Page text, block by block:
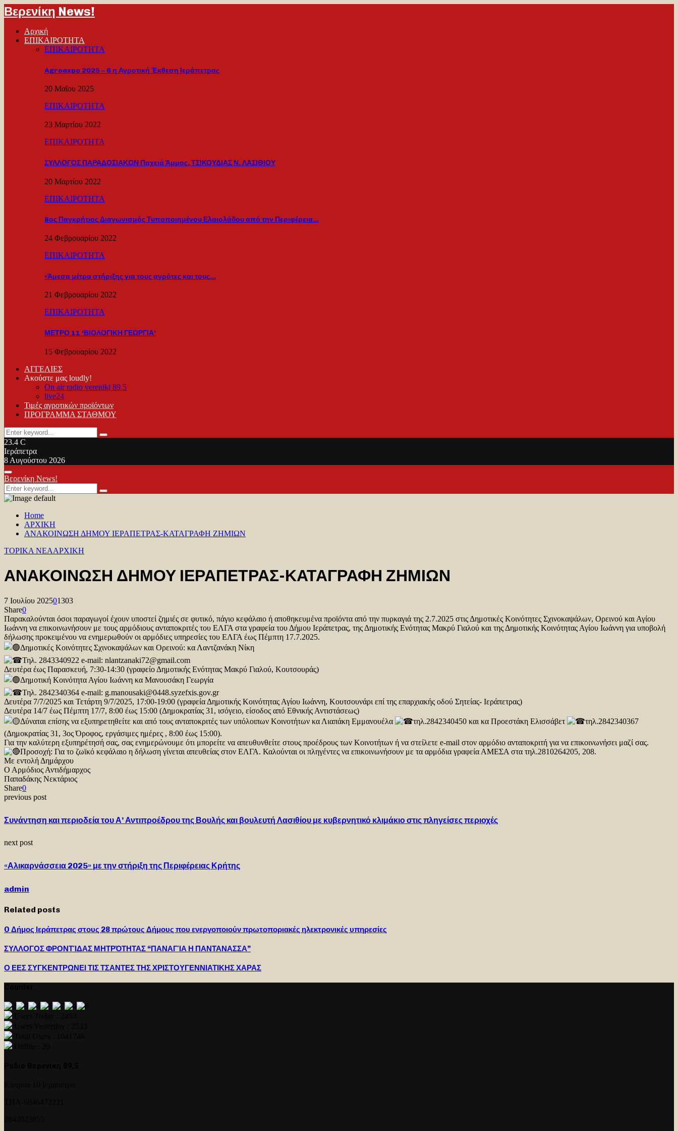
Βερενίκη News!
Αρχική
ΕΠΙΚΑΙΡΟΤΗΤΑ
ΕΠΙΚΑΙΡΟΤΗΤΑ
Agroexpo 2025 – 6 η Αγροτική Έκθεση Ιεράπετρας
20 Μαΐου 2025
ΕΠΙΚΑΙΡΟΤΗΤΑ
23 Μαρτίου 2022
ΕΠΙΚΑΙΡΟΤΗΤΑ
ΣΥΛΛΟΓΟΣ ΠΑΡΑΔΟΣΙΑΚΩΝ Παχειά Άμμος, ΤΣΙΚΟΥΔΙΑΣ Ν. ΛΑΣΙΘΙΟΥ
20 Μαρτίου 2022
ΕΠΙΚΑΙΡΟΤΗΤΑ
8ος Παγκρήτιος Διαγωνισμός Τυποποιημένου Ελαιολάδου από την Περιφέρεια…
24 Φεβρουαρίου 2022
ΕΠΙΚΑΙΡΟΤΗΤΑ
«Άμεσα μέτρα στήριξης για τους αγρότες και τους…
21 Φεβρουαρίου 2022
ΕΠΙΚΑΙΡΟΤΗΤΑ
ΜΕΤΡΟ 11 ‘ΒΙΟΛΟΓΙΚΗ ΓΕΩΡΓΙΑ’
15 Φεβρουαρίου 2022
ΑΓΓΕΛΙΕΣ
Ακούστε μας loudly!
On air radio vereniki 89.5
live24
Τιμές αγροτικών προϊόντων
ΠΡΟΓΡΑΜΜΑ ΣΤΑΘΜΟΥ
Search
for:
Search
23.4 C
Ιεράπετρα
8 Αυγούστου 2026
Facebook
Twitter
Youtube
Primary
Menu
Βερενίκη News!
Search
for:
Search
Home
ΑΡΧΙΚΗ
ΑΝΑΚΟΙΝΩΣΗ ΔΗΜΟΥ ΙΕΡΑΠΕΤΡΑΣ-ΚΑΤΑΓΡΑΦΗ ΖΗΜΙΩΝ
TOPIKA NEAΑΡΧΙΚΗ
ΑΝΑΚΟΙΝΩΣΗ ΔΗΜΟΥ ΙΕΡΑΠΕΤΡΑΣ-ΚΑΤΑΓΡΑΦΗ ΖΗΜΙΩΝ
7 Ιουλίου 202501303
Share0
Παρακαλούνται όσοι παραγωγοί έχουν υποστεί ζημιές σε φυτικό, πάγιο κεφάλαιο ή αποθηκευμένα προϊόντα από την πυρκαγιά της 2.7.2025 στις Δημοτικές Κοινότητες Σχινοκαψάλων, Ορεινού και Αγίου
Ιωάννη να επικοινωνήσουν με τους αρμόδιους ανταποκριτές του ΕΛΓΑ στα γραφεία του Δήμου Ιεράπετρας, της Δημοτικής Ενότητας Μακρύ Γιαλού και της Δημοτικής Κοινότητας Αγίου Ιωάννη για υποβολή
δήλωσης προκειμένου να ενημερωθούν οι αρμόδιες υπηρεσίες του ΕΛΓΑ έως Πέμπτη 17.7.2025.
Δημοτικές Κοινότητες Σχινοκαψάλων και Ορεινού: κα Λαντζανάκη Νίκη
Τηλ. 2843340922 e-mail: nlantzanaki72@gmail.com
Δευτέρα έως Παρασκευή, 7:30-14:30 (γραφείο Δημοτικής Ενότητας Μακρύ Γιαλού, Κουτσουράς)
Δημοτική Κοινότητα Αγίου Ιωάννη κα Μανουσάκη Γεωργία
Τηλ. 2842340364 e-mail: g.manousaki@0448.syzefxis.gov.gr
Δευτέρα 7/7/2025 και Τετάρτη 9/7/2025, 17:00-19:00 (γραφεία Δημοτικής Κοινότητας Αγίου Ιωάννη, Κουτσουνάρι επί της επαρχιακής οδού Σητείας- Ιεράπετρας)
Δευτέρα 14/7 έως Πέμπτη 17/7, 8:00 έως 15:00 (Δημοκρατίας 31, ισόγειο, είσοδος από Εθνικής Αντιστάσεως)
Δύναται επίσης να εξυπηρετηθείτε και από τους ανταποκριτές των υπόλοιπων Κοινοτήτων κα Λιαπάκη Εμμανουέλα
τηλ.2842340450 και κα Προεστάκη Ελισσάβετ
τηλ.2842340367
(Δημοκρατίας 31, 3ος Όροφος, εργάσιμες ημέρες , 8:00 έως 15:00).
Για την καλύτερη εξυπηρέτησή σας, σας ενημερώνουμε ότι μπορείτε να απευθυνθείτε στους προέδρους των Κοινοτήτων ή να στείλετε e-mail στον αρμόδιο ανταποκριτή για να επικοινωνήσει μαζί σας.
Προσοχή: Για το ζωϊκό κεφάλαιο η δήλωση γίνεται απευθείας στον ΕΛΓΑ. Καλούνται οι πληγέντες να επικοινωνήσουν με τα αρμόδια γραφεία ΑΜΕΣΑ στα τηλ.2810264205, 208.
Με εντολή Δημάρχου
Ο Αρμόδιος Αντιδήμαρχος
Παπαδάκης Νεκτάριος
Share0
previous post
Συνάντηση και περιοδεία του Α’ Αντιπροέδρου της Βουλής και βουλευτή Λασιθίου με κυβερνητικό κλιμάκιο στις πληγείσες περιοχές
next post
«Αλικαρνάσσεια 2025» με την στήριξη της Περιφέρειας Κρήτης
admin
Related posts
O Δήμος Ιεράπετρας στους 28 πρώτους Δήμους που ενεργοποιούν πρωτοποριακές ηλεκτρονικές υπηρεσίες
ΣΥΛΛΟΓΟΣ ΦΡΟΝΤΊΔΑΣ ΜΗΤΡΌΤΗΤΑΣ “ΠΑΝΑΓΊΑ Η ΠΑΝΤΑΝΑΣΣΑ”
Ο ΕΕΣ ΣΥΓΚΕΝΤΡΩΝΕΙ ΤΙΣ ΤΣΑΝΤΕΣ ΤΗΣ ΧΡΙΣΤΟΥΓΕΝΝΙΑΤΙΚΗΣ ΧΑΡΑΣ